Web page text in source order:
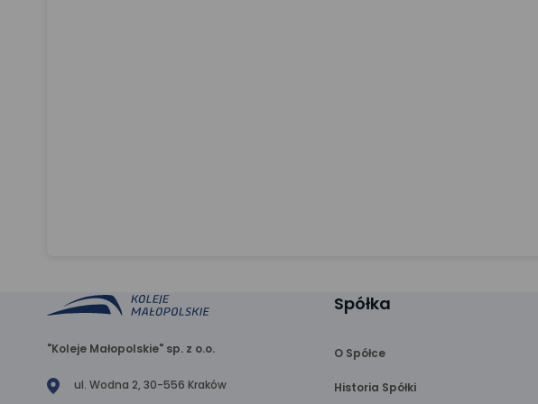
"Koleje Małopolskie" sp. z o.o.
ul. Wodna 2, 30-556 Kraków
Spółka
O Spółce
Historia Spółki